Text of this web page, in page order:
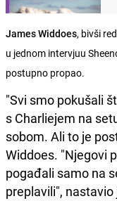
James Widdoes, bivši
u jednom intervjuu
postupno propao.
"Svi smo pokušali
s Charliejem na
sobom. Ali to je
Widdoes. "Njegovi
pogađali samo na
preplavili", nastavio